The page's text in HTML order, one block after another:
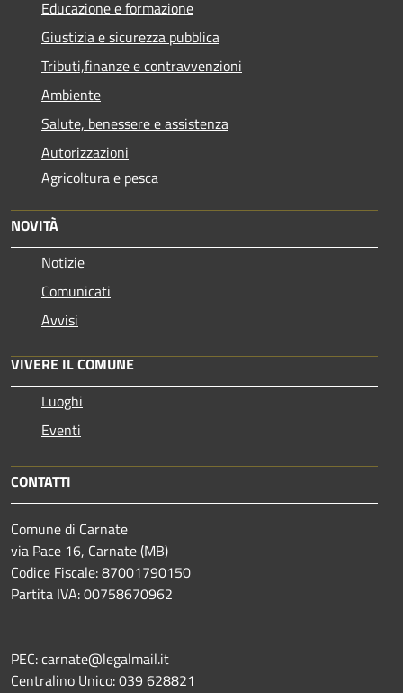
Educazione e formazione
Giustizia e sicurezza pubblica
Tributi,finanze e contravvenzioni
Ambiente
Salute, benessere e assistenza
Autorizzazioni
Agricoltura e pesca
NOVITÀ
Notizie
Comunicati
Avvisi
VIVERE IL COMUNE
Luoghi
Eventi
CONTATTI
Comune di Carnate
via Pace 16, Carnate (MB)
Codice Fiscale: 87001790150
Partita IVA: 00758670962
PEC: carnate@legalmail.it
Centralino Unico: 039 628821